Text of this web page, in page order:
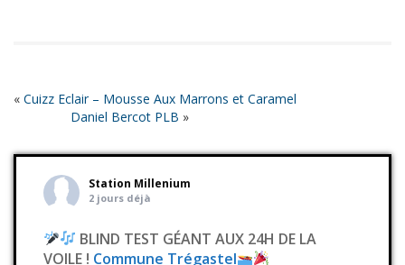
« Cuizz Eclair – Mousse Aux Marrons et Caramel
Daniel Bercot PLB »
Station Millenium
2 jours déjà
BLIND TEST GÉANT AUX 24H DE LA
VOILE ! Commune Trégastel